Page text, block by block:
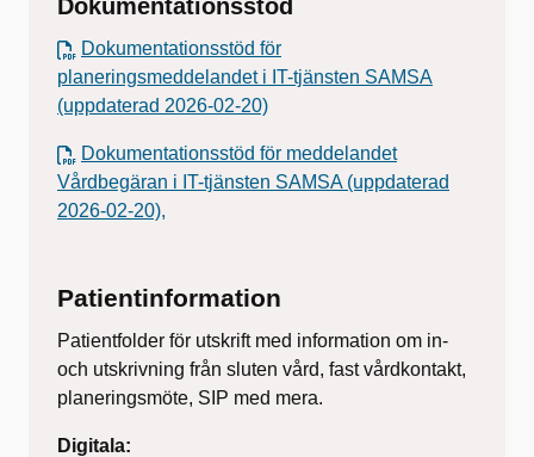
Dokumentationsstöd
Dokumentationsstöd för
planeringsmeddelandet i IT-tjänsten SAMSA
(uppdaterad 2026-02-20)
Dokumentationsstöd för meddelandet
Vårdbegäran i IT-tjänsten SAMSA (uppdaterad
2026-02-20),
Patientinformation
Patientfolder för utskrift med information om in-
och utskrivning från sluten vård, fast vårdkontakt,
planeringsmöte, SIP med mera.
Digitala: